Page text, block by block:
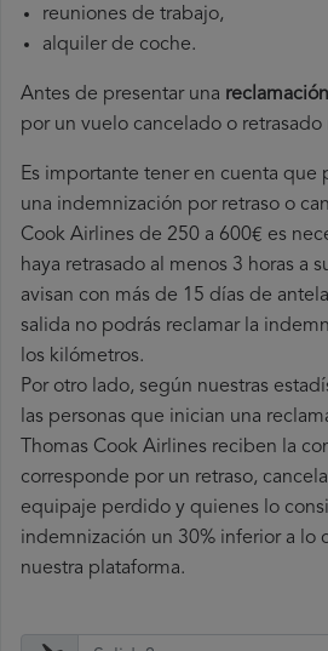
reuniones de trabajo,
alquiler de coche.
Antes de presentar una
por un vuelo cancelado o retrasado
Es importante tener en cuenta que
una indemnización por retraso o
Cook Airlines de 250 a 600€ es
haya retrasado al menos 3 horas a
avisan con más de 15 días de
salida no podrás reclamar la
los kilómetros.
Por otro lado, según nuestras
las personas que inician una
Thomas Cook Airlines reciben la
corresponde por un retraso,
equipaje perdido y quienes lo
indemnización un 30% inferior a lo
nuestra plataforma.